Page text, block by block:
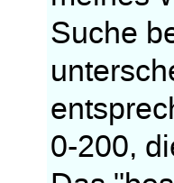
Suche
0-200,